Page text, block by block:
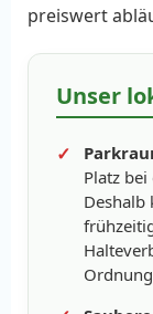
preiswert
Unser
Platz
Deshalb